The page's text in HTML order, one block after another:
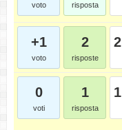
voto risposta
+1
voto
2
risposte
0
voti
1
risposta